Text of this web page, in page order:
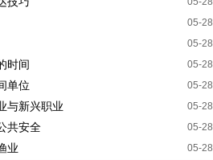
05-28
05-28
05-28
时间
05-28
单位
05-28
与新兴职业
05-28
共安全
05-28
业